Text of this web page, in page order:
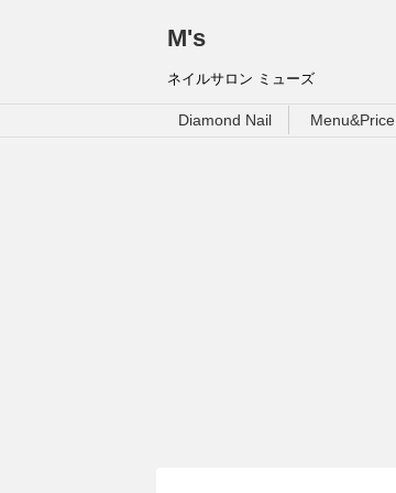
M's
ネイルサロン ミューズ
Diamond Nail Menu&Price